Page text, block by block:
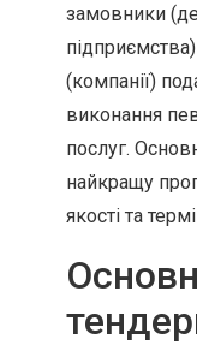
замовники
(компанії)
виконання
послуг.
найкращу
якості та